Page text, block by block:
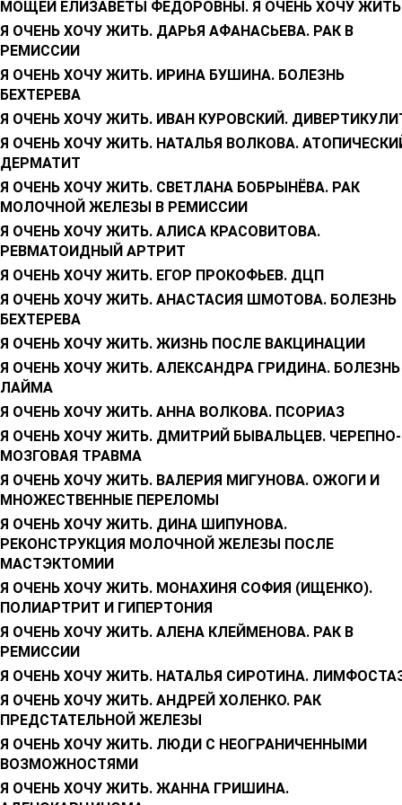
МОЩЕЙ ЕЛИЗАВЕТЫ ФЕДОРОВНЫ. Я ОЧЕНЬ ХОЧУ ЖИТЬ
Я ОЧЕНЬ ХОЧУ ЖИТЬ. ДАРЬЯ АФАНАСЬЕВА. РАК В
РЕМИССИИ
Я ОЧЕНЬ ХОЧУ ЖИТЬ. ИРИНА БУШИНА. БОЛЕЗНЬ
БЕХТЕРЕВА
Я ОЧЕНЬ ХОЧУ ЖИТЬ. ИВАН КУРОВСКИЙ.
Я ОЧЕНЬ ХОЧУ ЖИТЬ. НАТАЛЬЯ ВОЛКОВА.
ДЕРМАТИТ
Я ОЧЕНЬ ХОЧУ ЖИТЬ. СВЕТЛАНА БОБРЫНЁВА. РАК
МОЛОЧНОЙ ЖЕЛЕЗЫ В РЕМИССИИ
Я ОЧЕНЬ ХОЧУ ЖИТЬ. АЛИСА КРАСОВИТОВА.
РЕВМАТОИДНЫЙ АРТРИТ
Я ОЧЕНЬ ХОЧУ ЖИТЬ. ЕГОР ПРОКОФЬЕВ. ДЦП
Я ОЧЕНЬ ХОЧУ ЖИТЬ. АНАСТАСИЯ ШМОТОВА. БОЛЕЗНЬ
БЕХТЕРЕВА
Я ОЧЕНЬ ХОЧУ ЖИТЬ. ЖИЗНЬ ПОСЛЕ ВАКЦИНАЦИИ
Я ОЧЕНЬ ХОЧУ ЖИТЬ. АЛЕКСАНДРА ГРИДИНА. БОЛЕЗНЬ
ЛАЙМА
Я ОЧЕНЬ ХОЧУ ЖИТЬ. АННА ВОЛКОВА. ПСОРИАЗ
Я ОЧЕНЬ ХОЧУ ЖИТЬ. ДМИТРИЙ БЫВАЛЬЦЕВ. ЧЕРЕПНО-
МОЗГОВАЯ ТРАВМА
Я ОЧЕНЬ ХОЧУ ЖИТЬ. ВАЛЕРИЯ МИГУНОВА. ОЖОГИ И
МНОЖЕСТВЕННЫЕ ПЕРЕЛОМЫ
Я ОЧЕНЬ ХОЧУ ЖИТЬ. ДИНА ШИПУНОВА.
РЕКОНСТРУКЦИЯ МОЛОЧНОЙ ЖЕЛЕЗЫ ПОСЛЕ
МАСТЭКТОМИИ
Я ОЧЕНЬ ХОЧУ ЖИТЬ. МОНАХИНЯ СОФИЯ (ИЩЕНКО).
ПОЛИАРТРИТ И ГИПЕРТОНИЯ
Я ОЧЕНЬ ХОЧУ ЖИТЬ. АЛЕНА КЛЕЙМЕНОВА. РАК В
РЕМИССИИ
Я ОЧЕНЬ ХОЧУ ЖИТЬ. НАТАЛЬЯ СИРОТИНА.
Я ОЧЕНЬ ХОЧУ ЖИТЬ. АНДРЕЙ ХОЛЕНКО. РАК
ПРЕДСТАТЕЛЬНОЙ ЖЕЛЕЗЫ
Я ОЧЕНЬ ХОЧУ ЖИТЬ. ЛЮДИ С НЕОГРАНИЧЕННЫМИ
ВОЗМОЖНОСТЯМИ
Я ОЧЕНЬ ХОЧУ ЖИТЬ. ЖАННА ГРИШИНА.